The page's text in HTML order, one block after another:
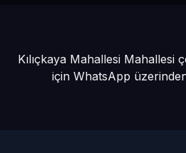
Kılıçkaya Mahallesi Mahallesi
için WhatsApp